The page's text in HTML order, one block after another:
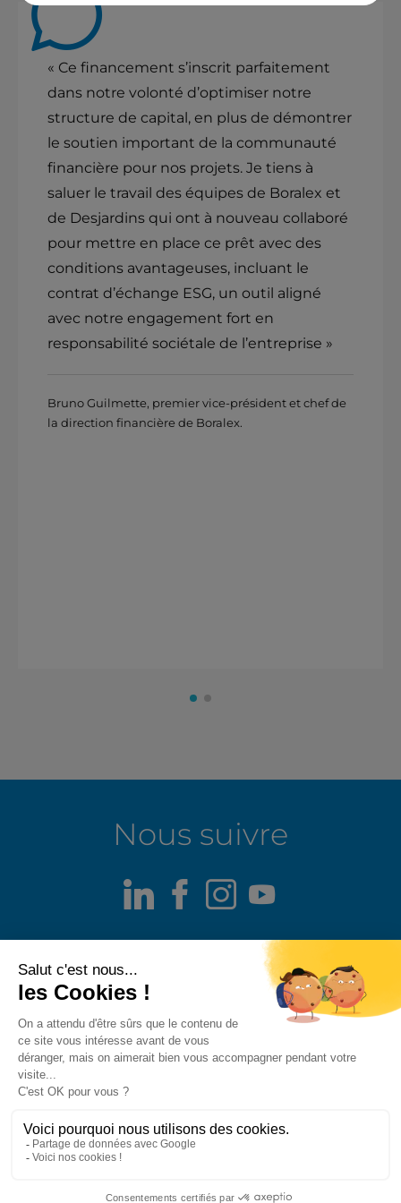
« Ce financement s’inscrit parfaitement
dans notre volonté d’optimiser notre
structure de capital, en plus de démontrer
le soutien important de la communauté
financière pour nos projets. Je tiens à
saluer le travail des équipes de Boralex et
de Desjardins qui ont à nouveau collaboré
pour mettre en place ce prêt avec des
conditions avantageuses, incluant le
contrat d’échange ESG, un outil aligné
avec notre engagement fort en
responsabilité sociétale de l’entreprise »
Bruno Guilmette, premier vice-président et chef de
la direction financière de Boralex.
Nous suivre
LinkedIn
Facebook
Instagram
Alerte fraude
Politique de confidentialité
Politique des cookies